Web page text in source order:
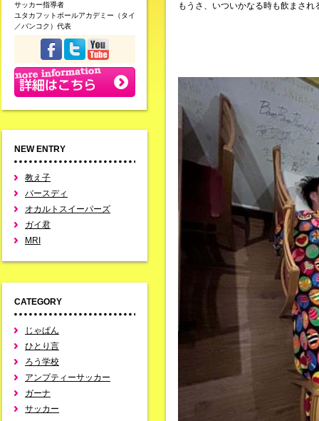
サッカー指導者
ユタカフットボールアカデミー（タイ
／バンコク）代表
NEW ENTRY
教え子
バースディ
オカルトスイーパーズ
ガイ君
MRI
CATEGORY
じゃぱん
ひとり言
ろう学校
アンプティーサッカー
ガーナ
サッカー
もうさ、いついかなる時も飲まされ